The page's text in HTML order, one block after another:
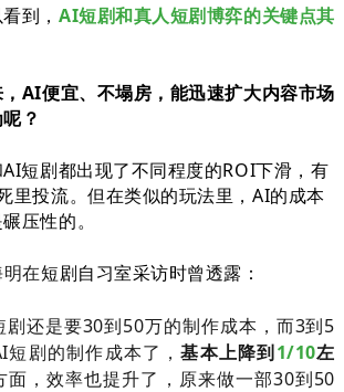
到， AI短剧和真人短剧博弈的关键点其
AI便宜、不塌房，能迅速扩大内容市场
？
短剧都出现了不同程度的ROI下滑，有
里投流。但在类似的玩法里，AI的成本
压性的。
在短剧自习室采访时曾透露：
剧还是要30到50万的制作成本，而3到5
短剧的制作成本了，基本上降到1/10左
面，效率也提升了，原来做一部30到50